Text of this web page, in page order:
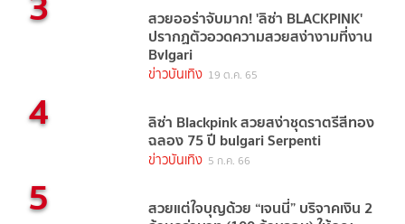
สวยออร่าจับมาก! 'ลิซ่า BLACKPINK'
ปรากฏตัวอวดความสวยสง่างามที่งาน
Bvlgari
ข่าวบันเทิง 19 ต.ค. 65
4 ลิซ่า Blackpink สวยสง่าชุดราตรีสีทอง
ฉลอง 75 ปี bulgari Serpenti
ข่าวบันเทิง 5 ก.ค. 66
5 สวยแต่ใจบุญด้วย “เจนนี่” บริจาคเงิน 2